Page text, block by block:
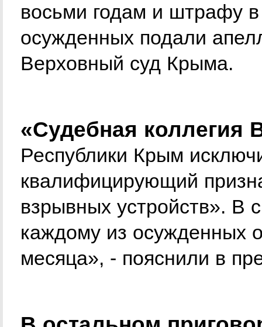
восьми годам и штрафу
осужденных подали
Верховный суд Крыма.
«Судебная коллегия
Республики Крым
квалифицирующий
взрывных устройств». В
каждому из осужденных
месяца», - пояснили в